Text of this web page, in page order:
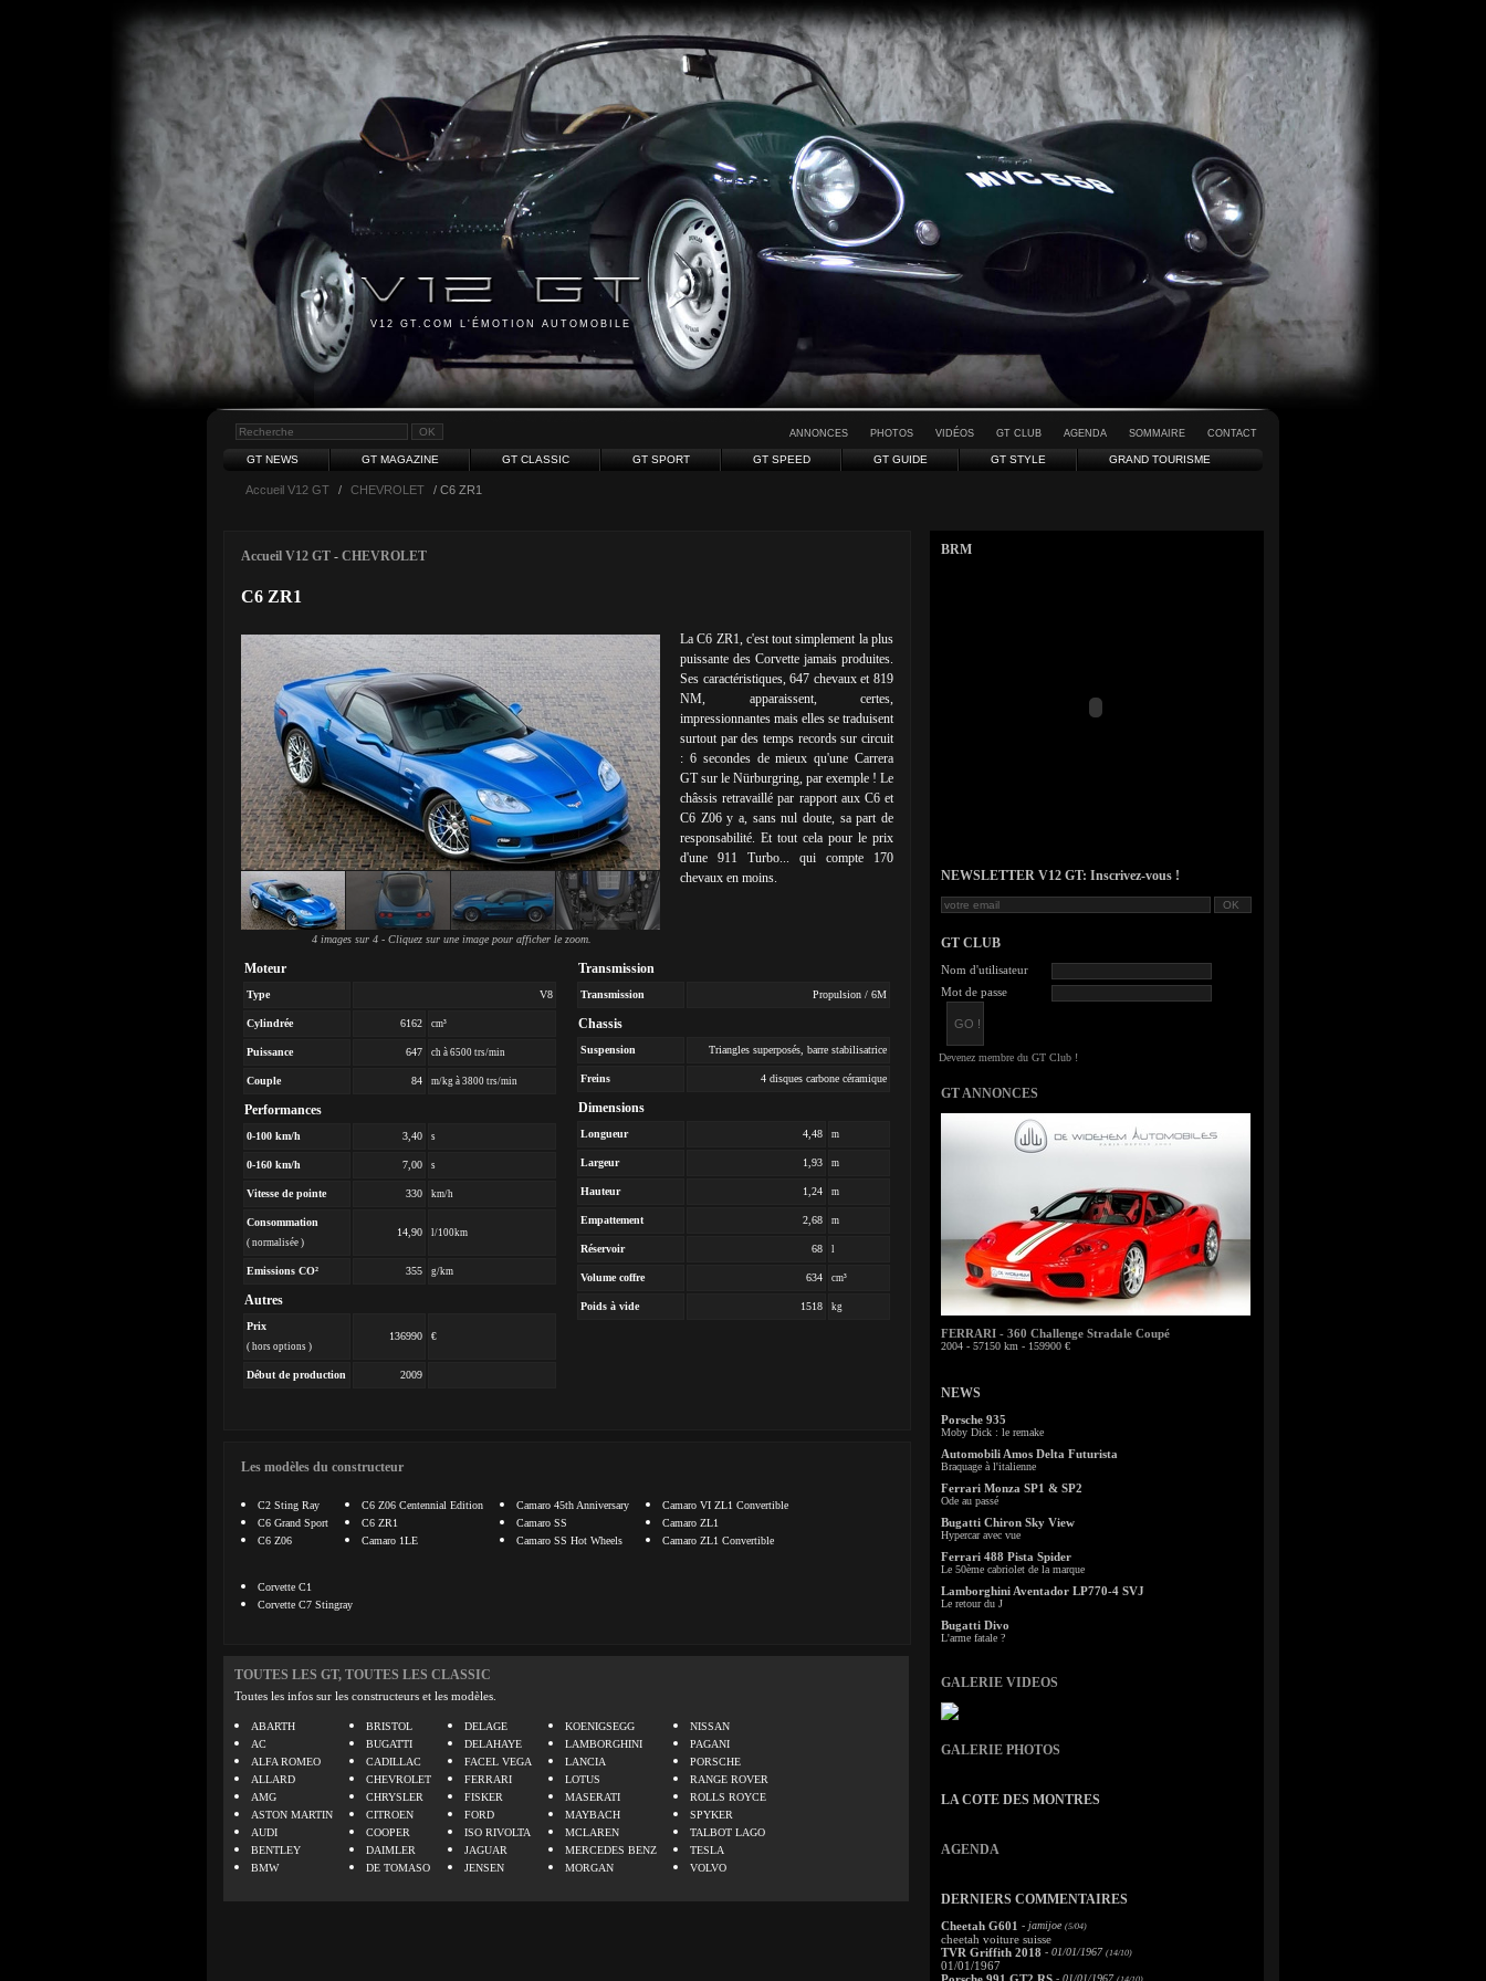
V12 GT.COM L'ÉMOTION AUTOMOBILE
ANNONCES PHOTOS VIDÉOS GT CLUB AGENDA SOMMAIRE CONTACT
GT NEWS GT MAGAZINE GT CLASSIC GT SPORT GT SPEED GT GUIDE GT STYLE GRAND TOURISME
Accueil V12 GT / CHEVROLET / C6 ZR1
Accueil V12 GT - CHEVROLET
C6 ZR1
4 images sur 4 - Cliquez sur une image pour afficher le zoom.
La C6 ZR1, c'est tout simplement la plus
puissante des Corvette jamais produites.
Ses caractéristiques, 647 chevaux et 819
NM, apparaissent, certes,
impressionnantes mais elles se traduisent
surtout par des temps records sur circuit
: 6 secondes de mieux qu'une Carrera
GT sur le Nürburgring, par exemple ! Le
châssis retravaillé par rapport aux C6 et
C6 Z06 y a, sans nul doute, sa part de
responsabilité. Et tout cela pour le prix
d'une 911 Turbo... qui compte 170
chevaux en moins.
Moteur
Type V8
Cylindrée 6162 cm³
Puissance 647 ch à 6500 trs/min
Couple 84 m/kg à 3800 trs/min
Performances
0-100 km/h 3,40 s
0-160 km/h 7,00 s
Vitesse de pointe 330 km/h
Consommation
( normalisée )
14,90 l/100km
Emissions CO² 355 g/km
Autres
Prix
( hors options )
136990 €
Début de production 2009
Transmission
Transmission Propulsion / 6M
Chassis
Suspension Triangles superposés, barre stabilisatrice
Freins 4 disques carbone céramique
Dimensions
Longueur 4,48 m
Largeur 1,93 m
Hauteur 1,24 m
Empattement 2,68 m
Réservoir 68 l
Volume coffre 634 cm³
Poids à vide 1518 kg
Les modèles du constructeur
C2 Sting Ray
C6 Grand Sport
C6 Z06
C6 Z06 Centennial Edition
C6 ZR1
Camaro 1LE
Camaro 45th Anniversary
Camaro SS
Camaro SS Hot Wheels
Camaro VI ZL1 Convertible
Camaro ZL1
Camaro ZL1 Convertible
Corvette C1
Corvette C7 Stingray
TOUTES LES GT, TOUTES LES CLASSIC
Toutes les infos sur les constructeurs et les modèles.
ABARTH
AC
ALFA ROMEO
ALLARD
AMG
ASTON MARTIN
AUDI
BENTLEY
BMW
BRISTOL
BUGATTI
CADILLAC
CHEVROLET
CHRYSLER
CITROEN
COOPER
DAIMLER
DE TOMASO
DELAGE
DELAHAYE
FACEL VEGA
FERRARI
FISKER
FORD
ISO RIVOLTA
JAGUAR
JENSEN
KOENIGSEGG
LAMBORGHINI
LANCIA
LOTUS
MASERATI
MAYBACH
MCLAREN
MERCEDES BENZ
MORGAN
NISSAN
PAGANI
PORSCHE
RANGE ROVER
ROLLS ROYCE
SPYKER
TALBOT LAGO
TESLA
VOLVO
BRM
NEWSLETTER V12 GT: Inscrivez-vous !
GT CLUB
Nom d'utilisateur
Mot de passe
GT ANNONCES
FERRARI - 360 Challenge Stradale Coupé
2004 - 57150 km - 159900 €
NEWS
Porsche 935
Moby Dick : le remake
Automobili Amos Delta Futurista
Braquage à l'italienne
Ferrari Monza SP1 & SP2
Ode au passé
Bugatti Chiron Sky View
Hypercar avec vue
Ferrari 488 Pista Spider
Le 50ème cabriolet de la marque
Lamborghini Aventador LP770-4 SVJ
Le retour du J
Bugatti Divo
L'arme fatale ?
GALERIE VIDEOS
GALERIE PHOTOS
LA COTE DES MONTRES
AGENDA
DERNIERS COMMENTAIRES
Cheetah G601 - jamijoe (5/04)
cheetah voiture suisse
TVR Griffith 2018 - 01/01/1967 (14/10)
01/01/1967
- 01/01/1967